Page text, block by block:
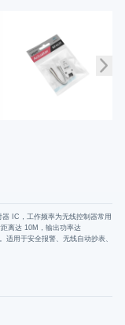
IC，工作频率为无线控制器常用
离达 10M，输出功率达
用于安全报警、无线自动抄表、